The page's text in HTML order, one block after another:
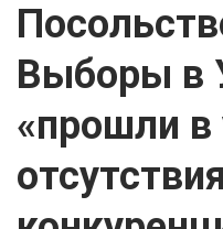
Выборы в
«прошли в
отсутствия